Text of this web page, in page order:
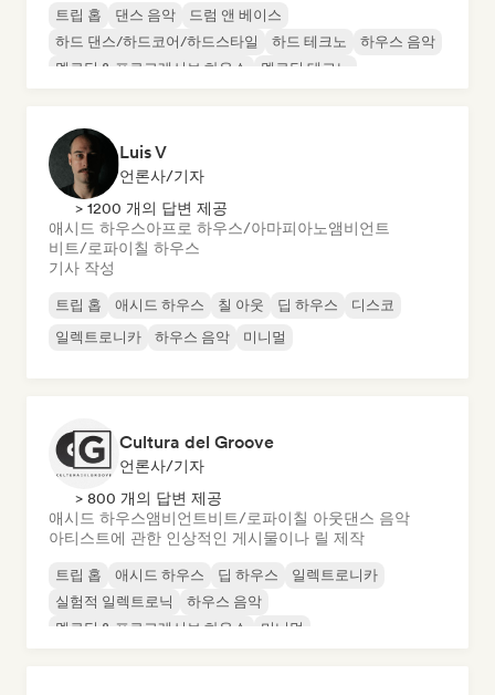
트립 홉 댄스 음악
드럼 앤 베이스
하드 댄스/하드코어/하드스타일
하드 테크노
하우스 음악
멜로딕 & 프로그레시브 하우스
멜로딕 테크노
Luis V
언론사/기자
> 1200 개의 답변 제공
애시드 하우스아프로 하우스/아마피아노앰비언트
비트/로파이칠 하우스
기사 작성
트립 홉 애시드 하우스 칠 아웃 딥 하우스
디스코
일렉트로니카
하우스 음악 미니멀
Cultura del Groove
언론사/기자
> 800 개의 답변 제공
애시드 하우스앰비언트비트/로파이칠 아웃댄스 음악
아티스트에 관한 인상적인 게시물이나 릴 제작
트립 홉 애시드 하우스 딥 하우스
일렉트로니카
실험적 일렉트로닉
하우스 음악
멜로딕 & 프로그레시브 하우스
미니멀